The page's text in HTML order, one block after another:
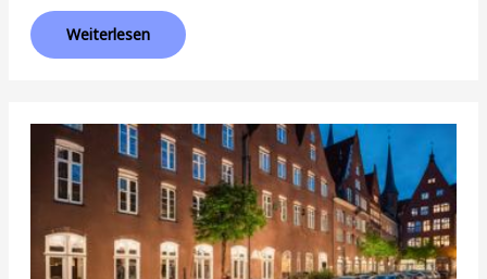
Weiterlesen